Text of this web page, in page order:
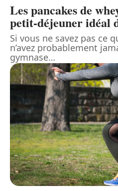
Les pancakes de
petit-déjeuner idéal
Si vous ne savez pas ce
n’avez probablement
gymnase…